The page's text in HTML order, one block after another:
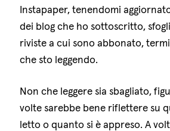
Instapaper, tenendomi
dei blog che ho sottoscritto,
riviste a cui sono abbonato,
che sto leggendo.
Non che leggere sia sbagliato,
volte sarebbe bene riflettere su
letto o quanto si è appreso. A